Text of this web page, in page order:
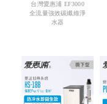
台灣愛惠浦 EF3000
全流量強效碳纖維淨
水器